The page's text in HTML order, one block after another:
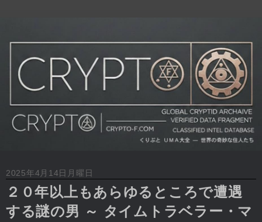
2025年4月14日月曜日
２０年以上もあらゆるところで遭遇
する謎の男 ～ タイムトラベラー・マ